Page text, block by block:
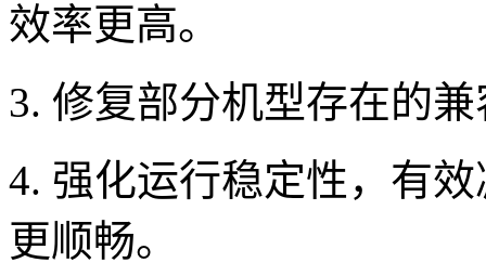
效率更高。
3. 修复部分机型存在的
4. 强化运行稳定性，有
更顺畅。